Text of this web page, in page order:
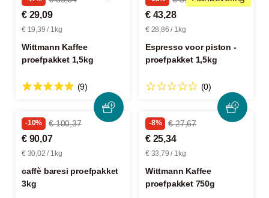
€ 29,09
€ 19,39 / 1kg
Wittmann Kaffee
proefpakket 1,5kg
(9)
€ 43,28
€ 28,86 / 1kg
Espresso voor piston -
proefpakket 1,5kg
(0)
-10% € 100,37
€ 90,07
€ 30,02 / 1kg
caffè baresi proefpakket
3kg
-8% € 27,67
€ 25,34
€ 33,79 / 1kg
Wittmann Kaffee
proefpakket 750g